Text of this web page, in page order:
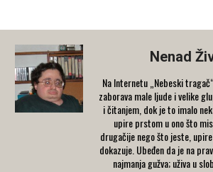
Nenad
Na Internetu „Nebeski
zaborava male ljude i velike
i čitanjem, dok je to imalo
upire prstom u ono što
drugačije nego što jeste,
dokazuje. Ubeđen da je na
najmanja gužva; uživa u